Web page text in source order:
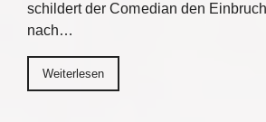
schildert der Comedian den
nach…
Weiterlesen